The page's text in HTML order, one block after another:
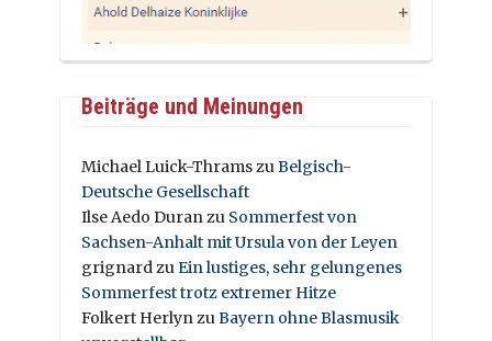
Beiträge und Meinungen
Michael Luick-ThramszuBelgisch-
Deutsche Gesellschaft
Ilse Aedo Duranzu Sommerfest von
Sachsen-Anhalt mit Ursula von der Leyen
grignardzuEin lustiges, sehr gelungenes
Sommerfest trotz extremer Hitze
Folkert HerlynzuBayern ohne Blasmusik